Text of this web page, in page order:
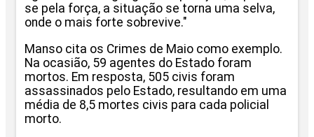
se pela força, a situação se torna uma selva,
onde o mais forte sobrevive."
Manso cita os Crimes de Maio como exemplo.
Na ocasião, 59 agentes do Estado foram
mortos. Em resposta, 505 civis foram
assassinados pelo Estado, resultando em uma
média de 8,5 mortes civis para cada policial
morto.